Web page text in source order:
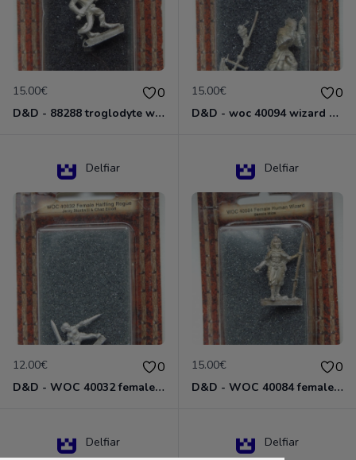
15.00€ 0
D&D - 88288 troglodyte with long Miniature - Donjons Dragons
15.00€ 0
D&D - woc 40094 wizard human male Miniature - Donjons Dragons
Delfiar
12.00€ 0
D&D - WOC 40032 female halfling rogue Miniature - Donjons Dragons
Delfiar
15.00€ 0
D&D - WOC 40084 female human wizard Miniature - Donjons Dragons
Delfiar Delfiar